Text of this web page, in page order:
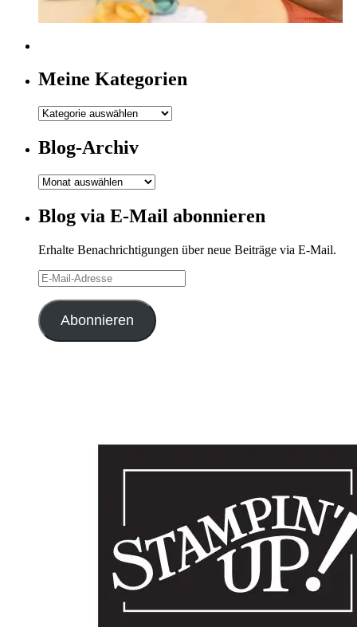
Meine Kategorien
Meine
Blog-Archiv
Blog-
Blog via E-Mail abonnieren
Erhalte Benachrichtigungen über neue Beiträge via E-Mail.
E-
Mail-
Adresse
Abonnieren